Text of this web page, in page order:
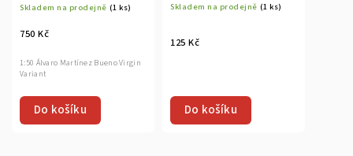
Skladem na prodejně (1 ks)
750 Kč
Do košíku
1:50 Álvaro Martínez Bueno Virgin
Variant
Skladem na prodejně (1 ks)
125 Kč
Do košíku